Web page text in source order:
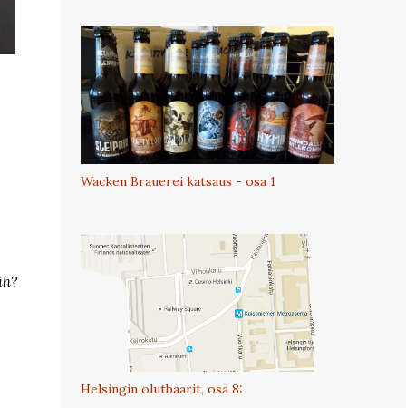
Wacken Brauerei katsaus - osa 1
Helsingin olutbaarit, osa 8: